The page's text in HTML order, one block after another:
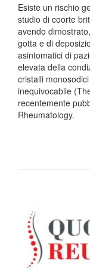
Esiste un rischio
studio di coorte
avendo
gotta e di
asintomatici di
elevata della
cristalli
inequivocabile
recentemente
Rheumatology.